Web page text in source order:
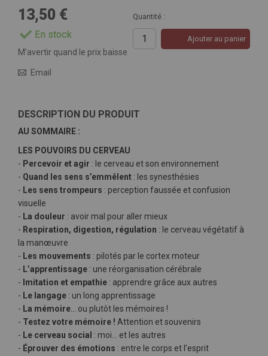
13,50 €
En stock
Quantité :
Ajouter au panier
M’avertir quand le prix baisse
Email
DESCRIPTION DU PRODUIT
AU SOMMAIRE :
LES POUVOIRS DU CERVEAU
- Percevoir et agir : le cerveau et son environnement
- Quand les sens s’emmêlent : les synesthésies
- Les sens trompeurs : perception faussée et confusion
visuelle
- La douleur : avoir mal pour aller mieux
- Respiration, digestion, régulation : le cerveau végétatif à
la manœuvre
- Les mouvements : pilotés par le cortex moteur
- L’apprentissage : une réorganisation cérébrale
- Imitation et empathie : apprendre grâce aux autres
- Le langage : un long apprentissage
- La mémoire … ou plutôt les mémoires !
- Testez votre mémoire ! Attention et souvenirs
- Le cerveau social : moi… et les autres
- Éprouver des émotions : entre le corps et l’esprit